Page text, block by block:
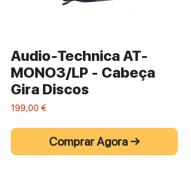
Audio-Technica AT-
MONO3/LP - Cabeça
Gira Discos
199,00 €
Comprar Agora →